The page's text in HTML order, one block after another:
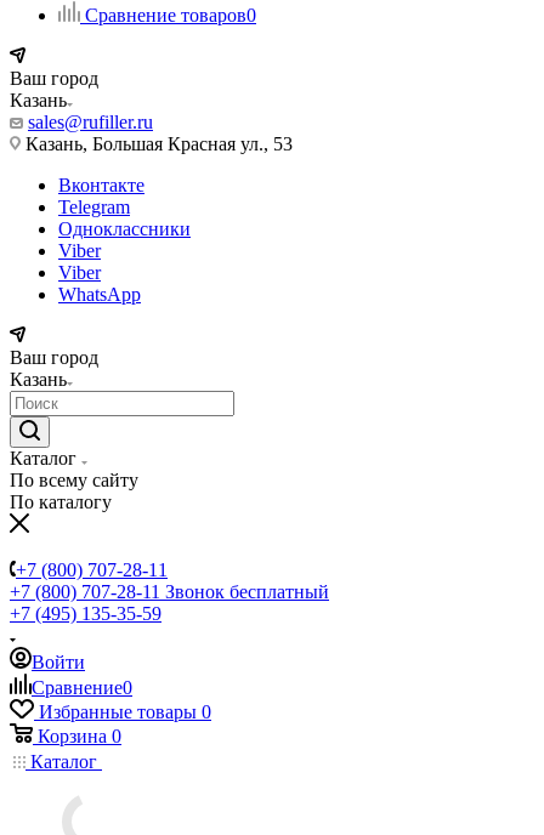
Сравнение товаров0
Ваш город
Казань
sales@rufiller.ru
Казань, Большая Красная ул., 53
Вконтакте
Telegram
Одноклассники
Viber
Viber
WhatsApp
Ваш город
Казань
Каталог
По всему сайту
По каталогу
+7 (800) 707-28-11
+7 (800) 707-28-11 Звонок бесплатный
+7 (495) 135-35-59
Войти
Сравнение0
Избранные товары 0
Корзина 0
Каталог